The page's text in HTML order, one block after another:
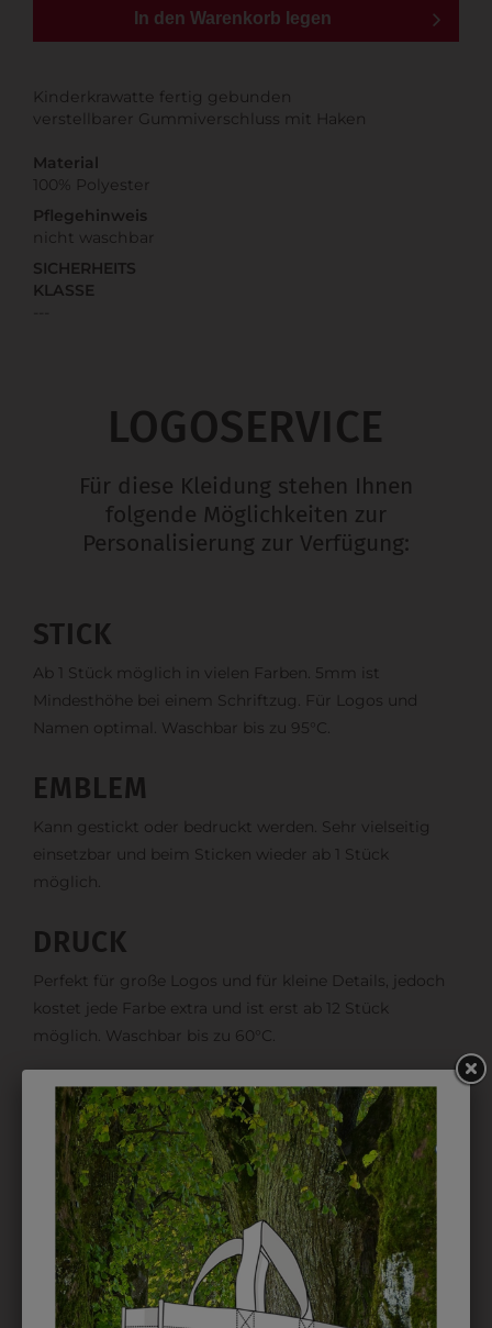
In den Warenkorb legen
Kinderkrawatte fertig gebunden
verstellbarer Gummiverschluss mit Haken
Material
100% Polyester
Pflegehinweis
nicht waschbar
SICHERHEITS
KLASSE
LOGOSERVICE
Für diese Kleidung stehen Ihnen
folgende Möglichkeiten zur
Personalisierung zur Verfügung:
STICK
Ab 1 Stück möglich in vielen Farben. 5mm ist
Mindesthöhe bei einem Schriftzug. Für Logos und
Namen optimal. Waschbar bis zu 95°C.
EMBLEM
Kann gestickt oder bedruckt werden. Sehr vielseitig
einsetzbar und beim Sticken wieder ab 1 Stück
möglich.
DRUCK
Perfekt für große Logos und für kleine Details, jedoch
kostet jede Farbe extra und ist erst ab 12 Stück
möglich. Waschbar bis zu 60°C.
DAS KÖNNTE IHNEN
AUCH GEFALLEN